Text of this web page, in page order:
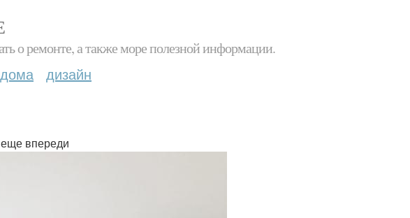
о ремонте, а также море полезной информации.
дизайн
впереди